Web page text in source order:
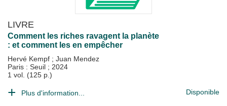
LIVRE
Comment les riches ravagent la planète
: et comment les en empêcher
Hervé Kempf ; Juan Mendez
Paris : Seuil ; 2024
1 vol. (125 p.)
Plus d'information... Disponible